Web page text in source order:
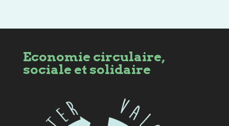
Economie circulaire,
sociale et solidaire